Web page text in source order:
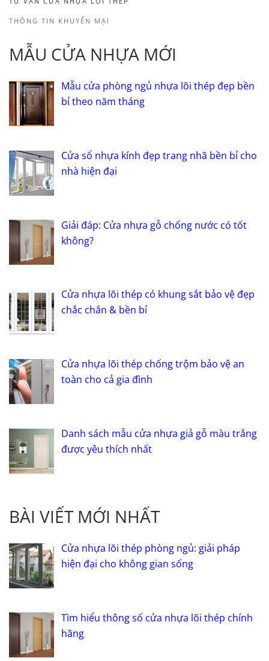
THÔNG TIN KHUYẾN MẠI
MẪU CỬA NHỰA MỚI
Mẫu cửa phòng ngủ nhựa lõi thép đẹp bền
bỉ theo năm tháng
Cửa sổ nhựa kính đẹp trang nhã bền bỉ cho
nhà hiện đại
Giải đáp: Cửa nhựa gỗ chống nước có tốt
không?
Cửa nhựa lõi thép có khung sắt bảo vệ đẹp
chắc chắn & bền bỉ
Cửa nhựa lõi thép chống trộm bảo vệ an
toàn cho cả gia đình
Danh sách mẫu cửa nhựa giả gỗ màu trắng
được yêu thích nhất
BÀI VIẾT MỚI NHẤT
Cửa nhựa lõi thép phòng ngủ: giải pháp
hiện đại cho không gian sống
Tìm hiểu thông số cửa nhựa lõi thép chính
hãng